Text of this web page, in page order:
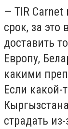
— TIR
срок, за
доставить
Европу,
какими
Если какой-
страдать